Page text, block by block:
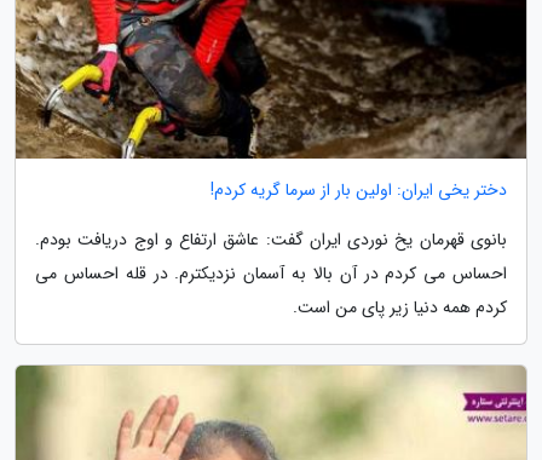
دختر یخی ایران: اولین بار از سرما گریه کردم!
بانوی قهرمان یخ نوردی ایران گفت: عاشق ارتفاع و اوج دریافت بودم.
احساس می کردم در آن بالا به آسمان نزدیکترم. در قله احساس می
کردم همه دنیا زیر پای من است.